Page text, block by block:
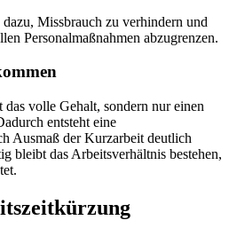
Missbrauch zu verhindern und
Personalmaßnahmen abzugrenzen.
volle Gehalt, sondern nur einen
entsteht eine
Ausmaß der Kurzarbeit deutlich
bleibt das Arbeitsverhältnis bestehen,